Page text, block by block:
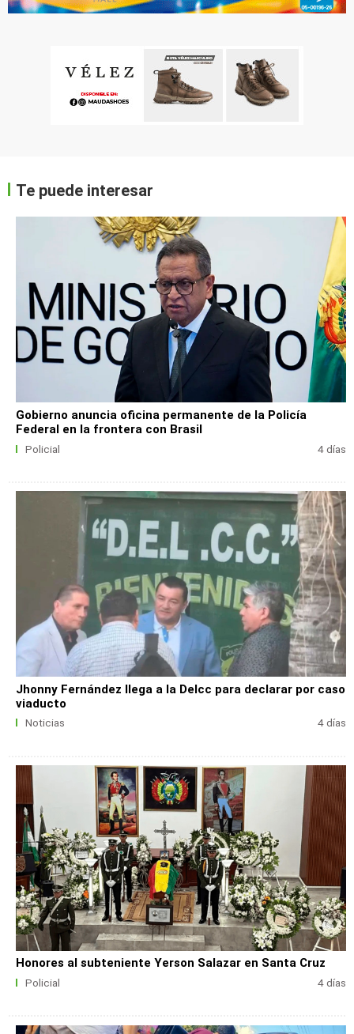
Te puede interesar
Gobierno anuncia oficina permanente de la Policía
Federal en la frontera con Brasil
Policial 4 días
Jhonny Fernández llega a la Delcc para declarar por caso
viaducto
Noticias 4 días
Honores al subteniente Yerson Salazar en Santa Cruz
Policial 4 días